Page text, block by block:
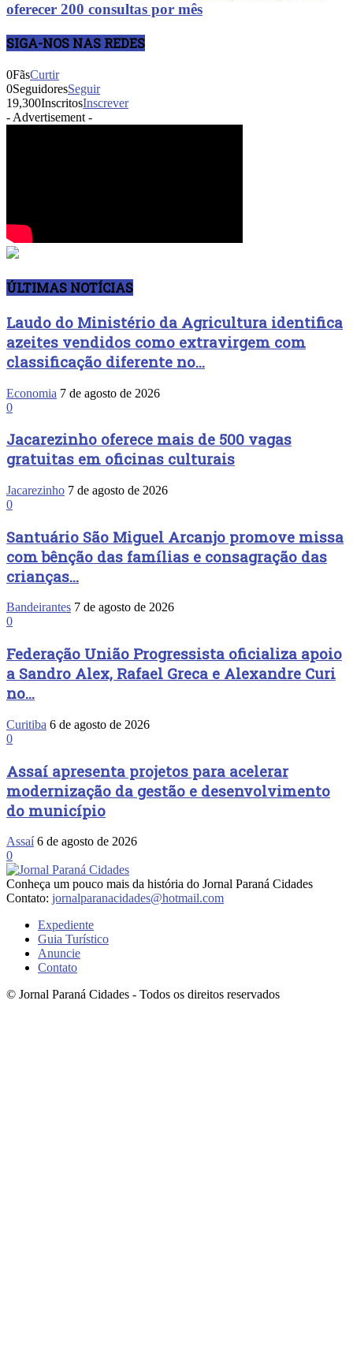
oferecer 200 consultas por mês
SIGA-NOS NAS REDES
0FãsCurtir
0SeguidoresSeguir
19,300InscritosInscrever
- Advertisement -
ÚLTIMAS NOTÍCIAS
Laudo do Ministério da Agricultura identifica
azeites vendidos como extravirgem com
classificação diferente no...
Economia 7 de agosto de 2026
0
Jacarezinho oferece mais de 500 vagas
gratuitas em oficinas culturais
Jacarezinho 7 de agosto de 2026
0
Santuário São Miguel Arcanjo promove missa
com bênção das famílias e consagração das
crianças...
Bandeirantes 7 de agosto de 2026
0
Federação União Progressista oficializa apoio
a Sandro Alex, Rafael Greca e Alexandre Curi
no...
Curitiba 6 de agosto de 2026
0
Assaí apresenta projetos para acelerar
modernização da gestão e desenvolvimento
do município
Assaí 6 de agosto de 2026
0
Conheça um pouco mais da história do Jornal Paraná Cidades
Contato: jornalparanacidades@hotmail.com
Expediente
Guia Turístico
Anuncie
Contato
© Jornal Paraná Cidades - Todos os direitos reservados